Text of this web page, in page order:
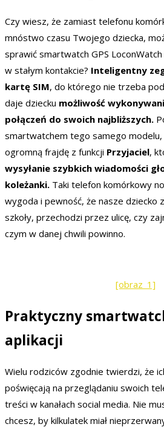
Czy wiesz, że zamiast telefonu
mnóstwo czasu Twojego dziecka,
sprawić smartwatch GPS
w stałym kontakcie? Inteligentny
kartę SIM, do którego nie trzeba
daje dziecku możliwość
połączeń do swoich najbliższych.
smartwatchem tego samego modelu,
ogromną frajdę z funkcji Przyjaciel,
wysyłanie szybkich wiadomości
koleżanki. Taki telefon komórkowy
wygoda i pewność, że nasze dziecko
szkoły, przechodzi przez ulicę, czy
czym w danej chwili powinno.
[obraz_1]
Praktyczny
aplikacji
Wielu rodziców zgodnie twierdzi, że
poświęcają na przeglądaniu swoich
treści w kanałach social media. Nie
chcesz, by kilkulatek miał